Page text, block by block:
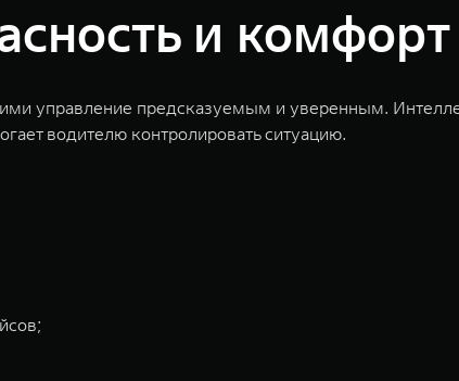
и комфорт
управление предсказуемым и уверенным.
водителю контролировать ситуацию.